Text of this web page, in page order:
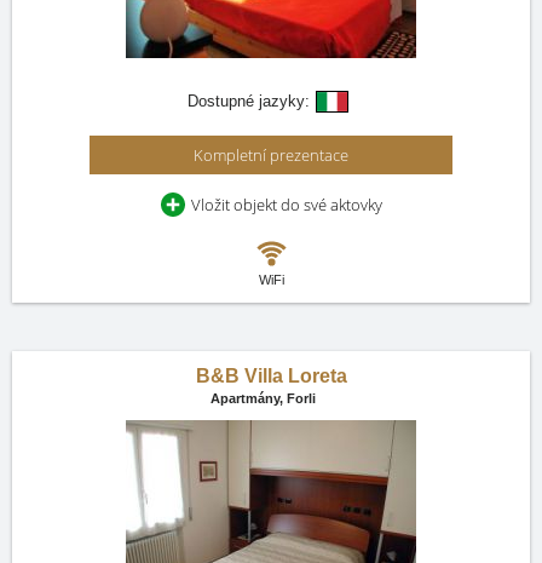
Dostupné jazyky:
Kompletní prezentace
Vložit objekt do své aktovky
WiFi
B&B Villa Loreta
Apartmány, Forli